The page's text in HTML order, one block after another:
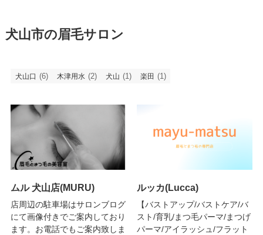
犬山市の眉毛サロン
犬山口 (6) 木津用水 (2) 犬山 (1) 楽田 (1)
ムル 犬山店(MURU)
店周辺の駐車場はサロンブログ
にて画像付きでご案内しており
ます。お電話でもご案内致しま
ルッカ(Lucca)
【バストアップ/バストケア/バ
スト/育乳/まつ毛パーマ/まつげ
パーマ/アイラッシュ/フラット